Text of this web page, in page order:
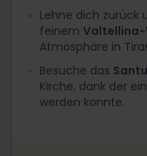
Lehne dich zurück
feinem Valtellina-
Atmosphäre in
Besuche das
Kirche, dank der
werden konnte.